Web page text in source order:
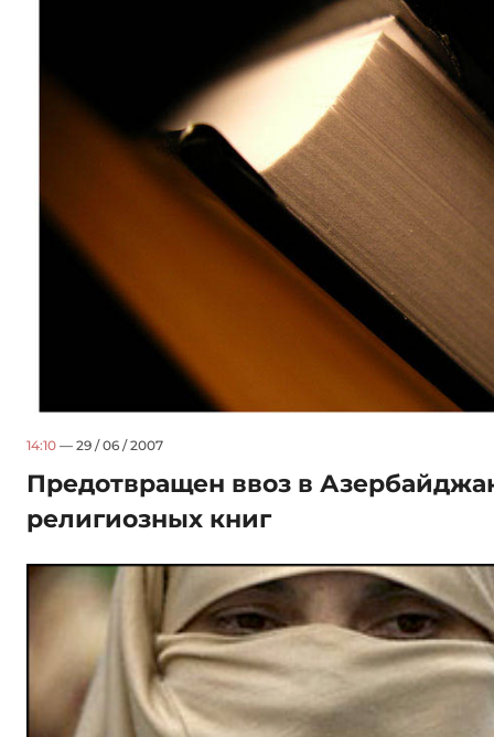
14:10 — 29 / 06 / 2007
Предотвращен ввоз в
религиозных книг